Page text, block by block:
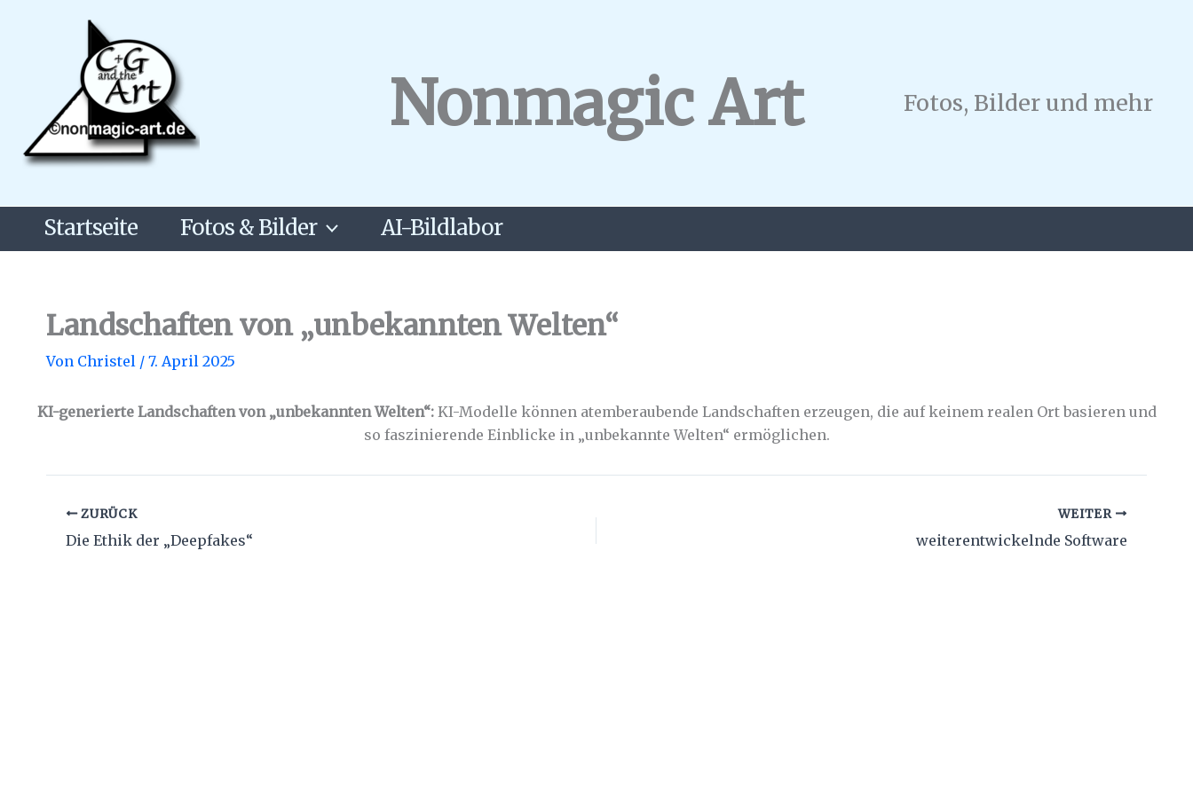
Nonmagic Art Fotos, Bilder und mehr
Startseite Fotos & Bilder AI-Bildlabor
Landschaften von „unbekannten Welten“
Von Christel / 7. April 2025
KI-generierte Landschaften von „unbekannten Welten“: KI-Modelle können atemberaubende Landschaften erzeugen, die auf keinem realen Ort basieren und
so faszinierende Einblicke in „unbekannte Welten“ ermöglichen.
ZURÜCK
Die Ethik der „Deepfakes“
WEITER
weiterentwickelnde Software